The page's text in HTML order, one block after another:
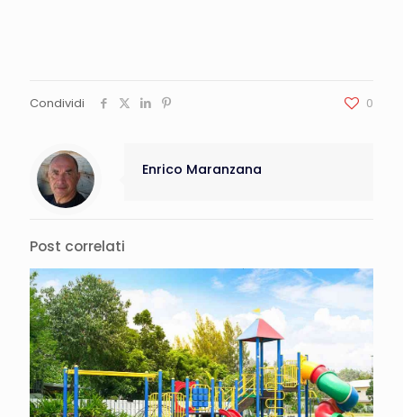
Condividi 0
Enrico Maranzana
Post correlati